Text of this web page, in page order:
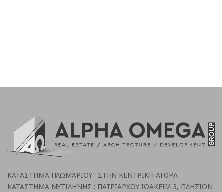
ΚΑΤΑΣΤΗΜΑ ΠΛΩΜΑΡΙΟΥ : ΣΤΗΝ ΚΕΝΤΡΙΚΗ ΑΓΟΡΑ
ΚΑΤΑΣΤΗΜΑ ΜΥΤΙΛΗΝΗΣ : ΠΑΤΡΙΑΡΧΟΥ ΙΩΑΚΕΙΜ 3, ΠΛΗΣΙΟΝ